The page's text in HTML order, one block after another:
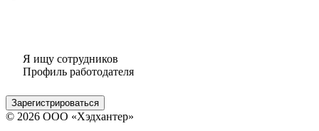
Я ищу сотрудников
Профиль работодателя
Зарегистрироваться
© 2026 ООО «Хэдхантер»